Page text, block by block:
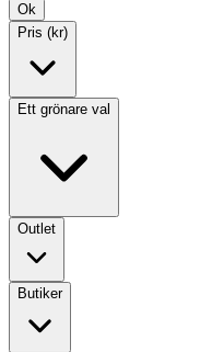
Ok
Pris (kr)
Ett grönare val
Outlet
Butiker